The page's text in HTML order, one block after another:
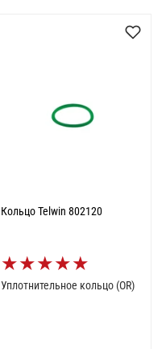
Кольцо Telwin 802120
★★★★★
Уплотнительное кольцо (OR)